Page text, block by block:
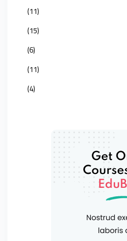
(11)
(15)
(6)
(11)
(4)